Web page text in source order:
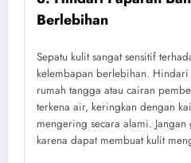
Berlebihan
Sepatu kulit sangat sensitif
kelembapan berlebihan.
rumah tangga atau cairan
terkena air, keringkan dengan
mengering secara alami.
karena dapat membuat kulit